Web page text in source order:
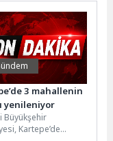
ile aileleri...
3 mahallenin
yenileniyor
Büyükşehir
Kartepe’de